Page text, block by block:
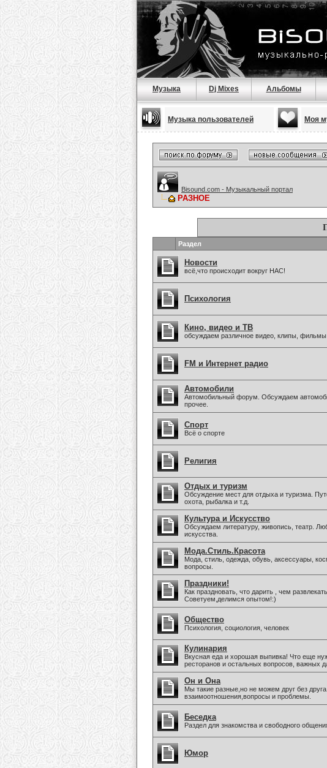
Музыка Dj Mixes Альбомы
Музыка пользователей Моя
Bisound.com - Музыкальный портал
РАЗНОЕ
Раздел
Новости
всё,что происходит вокруг НАС!
Психология
Кино, видео и ТВ
обсуждаем различное видео, клипы,
FM и Интернет радио
Автомобили
Автомобильный форум. Обсуждаем
прочее.
Спорт
Всё о спорте
Религия
Отдых и туризм
Обсуждение мест для отдыха и туризма.
охота, рыбалка и т.д.
Культура и Искусство
Обсуждаем литературу, живопись, театр.
искусства.
Мода.Стиль.Красота
Мода, стиль, одежда, обувь, аксессуары,
вопросы.
Праздники!
Как праздновать, что дарить , чем
Советуем,делимся опытом!:)
Общество
Психология, социология, человек
Кулинария
Вкусная еда и хорошая выпивка! Что еще
ресторанов и остальных вопросов, важных
Он и Она
Мы такие разные,но не можем друг без
взаимоотношения,вопросы и проблемы.
Беседка
Раздел для знакомства и свободного
Юмор